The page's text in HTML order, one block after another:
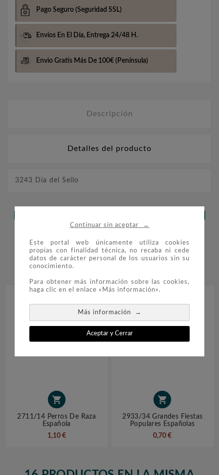
Continuar sin aceptar →
Este portal web únicamente utiliza cookies
propias con finalidad técnica, no recaba ni cede
datos de carácter personal de los usuarios sin su
conocimiento.
Para obtener más información sobre las cookies,
haga clic en el enlace «Más información».
Más información →
Aceptar y Cerrar
Pago Seguro (Seguridad SSL)
Envíos En El Día, Entrega 24/48 H.
Envio Gratis Más De 100€ (Península)
Descripción
Detalles del producto
3243 Día del Sello
COMPRARON:

2711/14 Perros De Raza
Española
1,10 €

2933/34 Grandes Fiestas
Populares Españolas
0,70 €